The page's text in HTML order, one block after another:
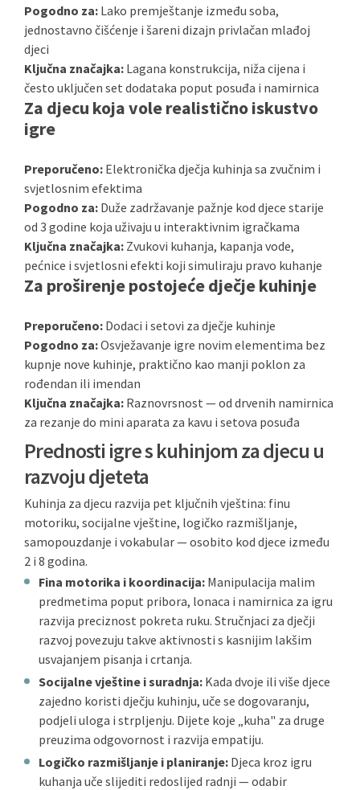
Pogodno za: Lako premještanje između soba,
jednostavno čišćenje i šareni dizajn privlačan mlađoj
djeci
Ključna značajka: Lagana konstrukcija, niža cijena i
često uključen set dodataka poput posuđa i namirnica
Za djecu koja vole realistično iskustvo
igre
Preporučeno: Elektronička dječja kuhinja sa zvučnim i
svjetlosnim efektima
Pogodno za: Duže zadržavanje pažnje kod djece starije
od 3 godine koja uživaju u interaktivnim igračkama
Ključna značajka: Zvukovi kuhanja, kapanja vode,
pećnice i svjetlosni efekti koji simuliraju pravo kuhanje
Za proširenje postojeće dječje kuhinje
Preporučeno: Dodaci i setovi za dječje kuhinje
Pogodno za:Osvježavanje igre novim elementima bez
kupnje nove kuhinje, praktično kao manji poklon za
rođendan ili imendan
Ključna značajka: Raznovrsnost — od drvenih namirnica
za rezanje do mini aparata za kavu i setova posuđa
Prednosti igre s kuhinjom za djecu u
razvoju djeteta
Kuhinja za djecu razvija pet ključnih vještina: finu
motoriku, socijalne vještine, logičko razmišljanje,
samopouzdanje i vokabular — osobito kod djece između
2 i 8 godina.
Fina motorika i koordinacija: Manipulacija malim
predmetima poput pribora, lonaca i namirnica za igru
razvija preciznost pokreta ruku. Stručnjaci za dječji
razvoj povezuju takve aktivnosti s kasnijim lakšim
usvajanjem pisanja i crtanja.
Socijalne vještine i suradnja: Kada dvoje ili više djece
zajedno koristi dječju kuhinju, uče se dogovaranju,
podjeli uloga i strpljenju. Dijete koje „kuha" za druge
preuzima odgovornost i razvija empatiju.
Logičko razmišljanje i planiranje: Djeca kroz igru
kuhanja uče slijediti redoslijed radnji — odabir